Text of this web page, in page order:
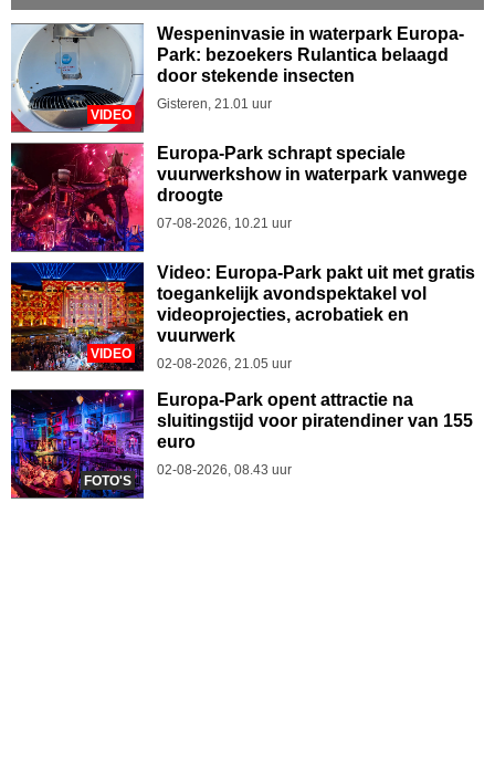
VIDEO
Wespeninvasie in waterpark Europa-
Park: bezoekers Rulantica belaagd
door stekende insecten
Gisteren, 21.01 uur
Europa-Park schrapt speciale
vuurwerkshow in waterpark vanwege
droogte
07-08-2026, 10.21 uur
VIDEO
Video: Europa-Park pakt uit met gratis
toegankelijk avondspektakel vol
videoprojecties, acrobatiek en
vuurwerk
02-08-2026, 21.05 uur
FOTO'S
Europa-Park opent attractie na
sluitingstijd voor piratendiner van 155
euro
02-08-2026, 08.43 uur